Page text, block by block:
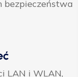
bezpieczeństwa
LAN i WLAN,